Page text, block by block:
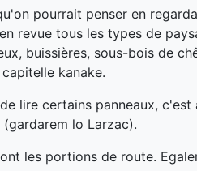
pourrait penser en
revue tous les types de
buissières, sous-bois de
kanake.
lire certains panneaux,
lo Larzac).
les portions de route.